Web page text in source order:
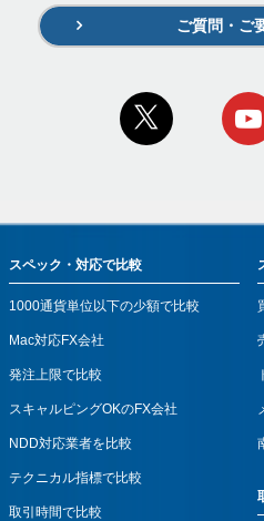
ご質問・ご
スペック・対応で比較
1000通貨単位以下の少額で比較
Mac対応FX会社
発注上限で比較
スキャルピングOKのFX会社
NDD対応業者を比較
テクニカル指標で比較
取引時間で比較